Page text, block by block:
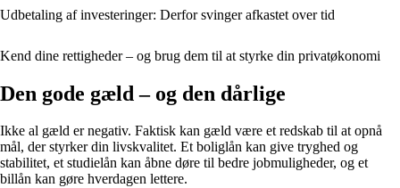
Udbetaling af investeringer: Derfor svinger afkastet over tid
Kend dine rettigheder – og brug dem til at styrke din privatøkonomi
Den gode gæld – og den dårlige
Ikke al gæld er negativ. Faktisk kan gæld være et redskab til at opnå
mål, der styrker din livskvalitet. Et boliglån kan give tryghed og
stabilitet, et studielån kan åbne døre til bedre jobmuligheder, og et
billån kan gøre hverdagen lettere.